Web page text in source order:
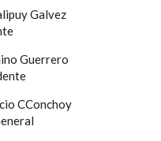
Galvez
Guerrero
CConchoy